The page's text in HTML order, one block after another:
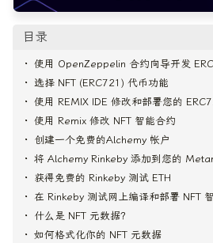
目录
使用 OpenZeppelin 合约向导开发
选择 NFT (ERC721) 代币功能
使用 REMIX IDE 修改和部署您的
使用 Remix 修改 NFT 智能合约
创建一个免费的Alchemy 帐户
将 Alchemy Rinkeby 添加到您的
获得免费的 Rinkeby 测试 ETH
在 Rinkeby 测试网上编译和部署 NFT
什么是 NFT 元数据？
如何格式化你的 NFT 元数据